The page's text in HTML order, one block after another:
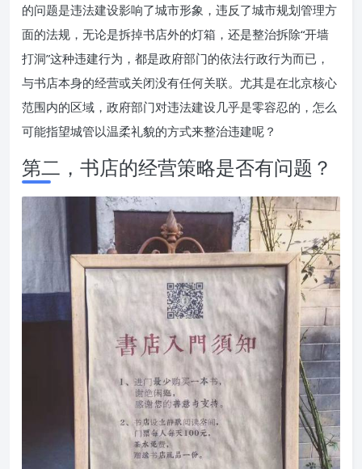
的问题是违法建设影响了城市形象，违反了城市规划管理方
面的法规，无论是拆掉书店外的灯箱，还是整治拆除“开墙
打洞”这种违建行为，都是政府部门的依法行政行为而已，
与书店本身的经营或关闭没有任何关联。尤其是在北京核心
范围内的区域，政府部门对违法建设几乎是零容忍的，怎么
可能指望城管以温柔礼貌的方式来整治违建呢？
第二，书店的经营策略是否有问题？